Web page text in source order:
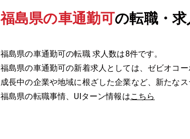
福島県の車通勤可の転職・求
福島県の車通勤可の転職 求人数は8件です。
福島県の車通勤可の新着求人としては、ゼビオコ
成長中の企業や地域に根ざした企業など、新たな
福島県の転職事情、UIターン情報はこちら